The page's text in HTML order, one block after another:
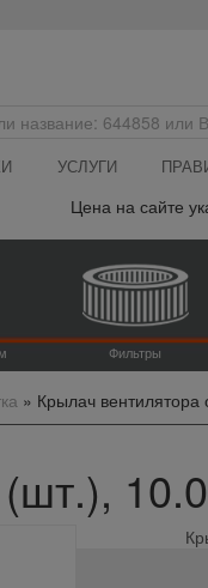
УСЛУГИ
Цена на сайте
Фильтры
» Крылач